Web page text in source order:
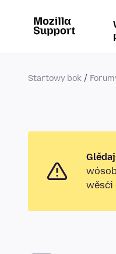
Startowy bok
wěsći